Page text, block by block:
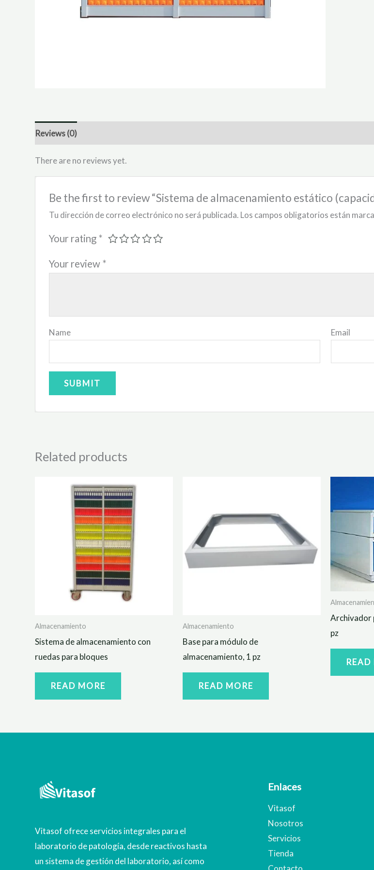
Reviews (0)
There are no reviews yet.
Be the first to review “Sistema de almacenamiento estático
Tu dirección de correo electrónico no será publicada. Los campos obligatorios están
Your rating *
Your review *
Name Email
Related products
Almacenamiento
Sistema de almacenamiento con
ruedas para bloques
READ MORE
Almacenamiento
Base para módulo de
almacenamiento, 1 pz
READ MORE
Archivador
pz
READ
Vitasof ofrece servicios integrales para el
laboratorio de patología, desde reactivos hasta
un sistema de gestión del laboratorio, así como
Enlaces
Vitasof
Nosotros
Servicios
Tienda